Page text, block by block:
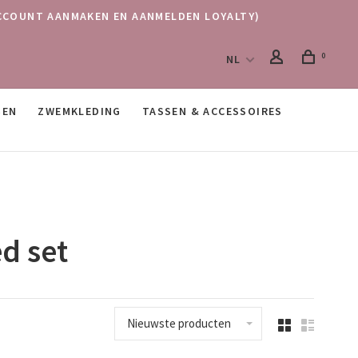
AANMAKEN EN AANMELDEN LOYALTY)
NL 0
ZWEMKLEDING
TASSEN & ACCESSOIRES
set
Nieuwste producten